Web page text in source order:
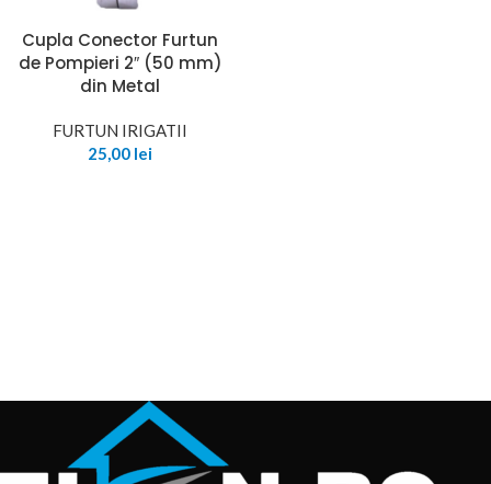
Cupla Conector Furtun
de Pompieri 2″ (50 mm)
din Metal
FURTUN IRIGATII
25,00 lei